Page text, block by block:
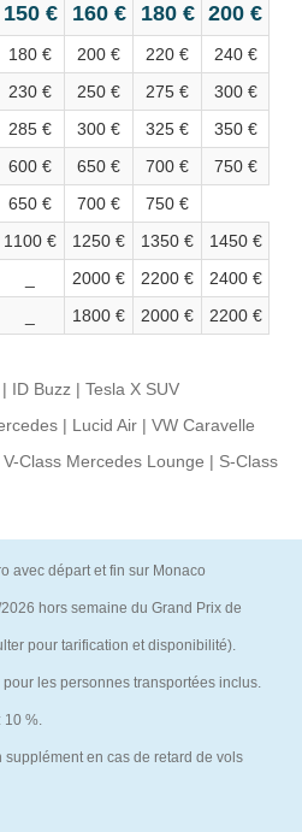
150 € 160 € 180 € 200 €
180 € 200 € 220 €
240 €
230 € 250 € 275 €
300 €
285 € 300 € 325 €
350 €
600 € 650 € 700 €
750 €
650 € 700 €
750 €
1100 € 1250 € 1350 €
1450 €
2000 € 2200 €
2400 €
1800 € 2000 €
2200 €
ID Buzz | Tesla X SUV
| Lucid Air | VW Caravelle
Class Mercedes Lounge | S-Class
avec départ et fin sur Monaco
hors semaine du Grand Prix de
pour tarification et disponibilité).
les personnes transportées inclus.
10 %.
en cas de retard de vols